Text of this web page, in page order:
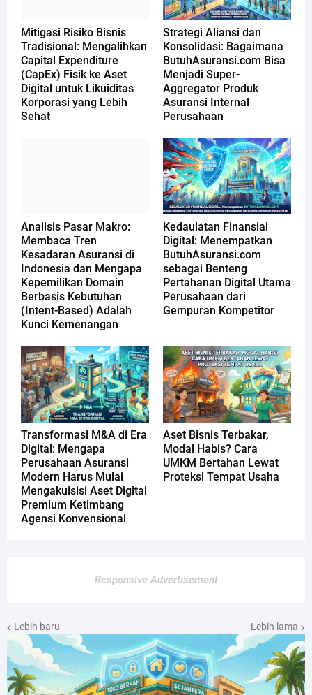
Mitigasi Risiko Bisnis
Tradisional: Mengalihkan
Capital Expenditure
(CapEx) Fisik ke Aset
Digital untuk Likuiditas
Korporasi yang Lebih
Sehat
Strategi Aliansi dan
Konsolidasi: Bagaimana
ButuhAsuransi.com Bisa
Menjadi Super-
Aggregator Produk
Asuransi Internal
Perusahaan
Analisis Pasar Makro:
Membaca Tren
Kesadaran Asuransi di
Indonesia dan Mengapa
Kepemilikan Domain
Berbasis Kebutuhan
(Intent-Based) Adalah
Kunci Kemenangan
Kedaulatan Finansial
Digital: Menempatkan
ButuhAsuransi.com
sebagai Benteng
Pertahanan Digital Utama
Perusahaan dari
Gempuran Kompetitor
Transformasi M&A di Era
Digital: Mengapa
Perusahaan Asuransi
Modern Harus Mulai
Mengakuisisi Aset Digital
Premium Ketimbang
Agensi Konvensional
Aset Bisnis Terbakar,
Modal Habis? Cara
UMKM Bertahan Lewat
Proteksi Tempat Usaha
Responsive Advertisement
Lebih baru Lebih lama